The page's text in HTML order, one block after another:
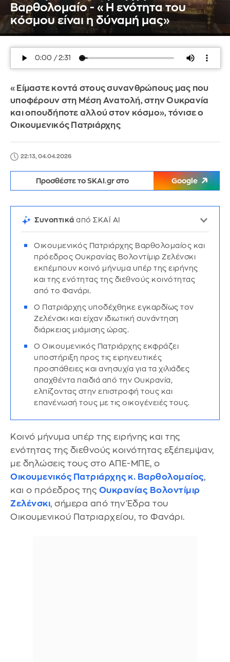
Βαρθολομαίο - «Η ενότητα του
κόσμου είναι η δύναμή μας»
«Είμαστε κοντά στους συνανθρώπους μας που
υποφέρουν στη Μέση Ανατολή, στην Ουκρανία
και οπουδήποτε αλλού στον κόσμο», τόνισε ο
Οικουμενικός Πατριάρχης
22:13, 04.04.2026
Προσθέστε το SKAI.gr στο Google
Συνοπτικά από ΣΚΑΪ AI
Οικουμενικός Πατριάρχης Βαρθολομαίος και
πρόεδρος Ουκρανίας Βολοντίμιρ Ζελένσκι
εκπέμπουν κοινό μήνυμα υπέρ της ειρήνης
και της ενότητας της διεθνούς κοινότητας
από το Φανάρι.
Ο Πατριάρχης υποδέχθηκε εγκαρδίως τον
Ζελένσκι και είχαν ιδιωτική συνάντηση
διάρκειας μιάμισης ώρας.
Ο Οικουμενικός Πατριάρχης εκφράζει
υποστήριξη προς τις ειρηνευτικές
προσπάθειες και ανησυχία για τα χιλιάδες
απαχθέντα παιδιά από την Ουκρανία,
ελπίζοντας στην επιστροφή τους και
επανένωσή τους με τις οικογένειές τους.
Κοινό μήνυμα υπέρ της ειρήνης και της
ενότητας της διεθνούς κοινότητας εξέπεμψαν,
με δηλώσεις τους στο ΑΠΕ-ΜΠΕ, ο
Οικουμενικός Πατριάρχης κ. Βαρθολομαίος,
και ο πρόεδρος της Ουκρανίας Βολοντίμιρ
Ζελένσκι, σήμερα από την Έδρα του
Οικουμενικού Πατριαρχείου, το Φανάρι.